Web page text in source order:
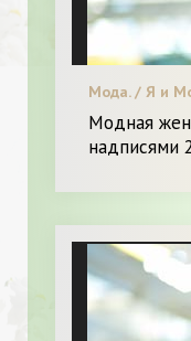
Мода. / Я и
Модная
надписями